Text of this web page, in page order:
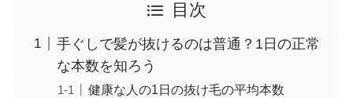
目次
手ぐしで髪が抜けるのは普通？1日の正常
な本数を知ろう
健康な人の1日の抜け毛の平均本数